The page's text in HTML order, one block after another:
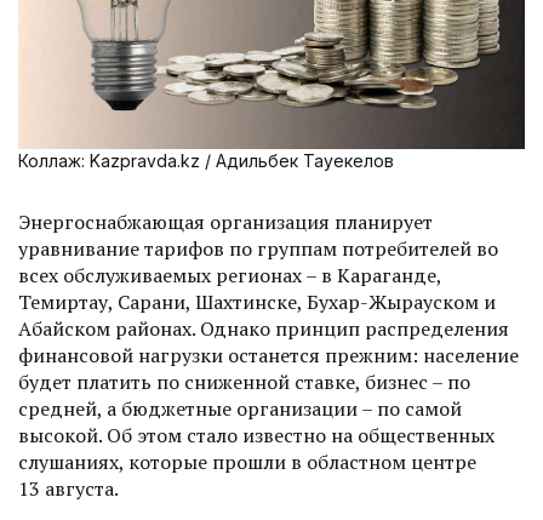
Коллаж: Kazpravda.kz / Адильбек Тауекелов
Энергоснабжающая организация планирует
уравнивание тарифов по группам потребителей во
всех обслуживаемых регио­нах – в Караганде,
Темиртау, Сарани, Шахтинске, Бухар-Жырауском и
Абайском районах. Однако принцип распределения
финансовой нагрузки останется прежним: население
будет платить по сниженной ставке, бизнес – по
средней, а бюджетные организации – по самой
высокой. Об этом стало известно на общественных
слушаниях, которые прошли в областном центре
13 августа.